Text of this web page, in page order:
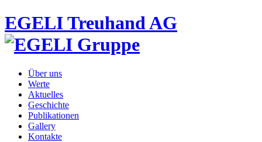
EGELI Treuhand AG
Über uns
Werte
Aktuelles
Geschichte
Publikationen
Gallery
Kontakte